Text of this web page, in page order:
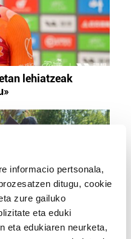
informacio pertsonala,
ditugu, cookie
zure gailuko
eta eduki
eta edukiaren neurketa,
lehiatzeak